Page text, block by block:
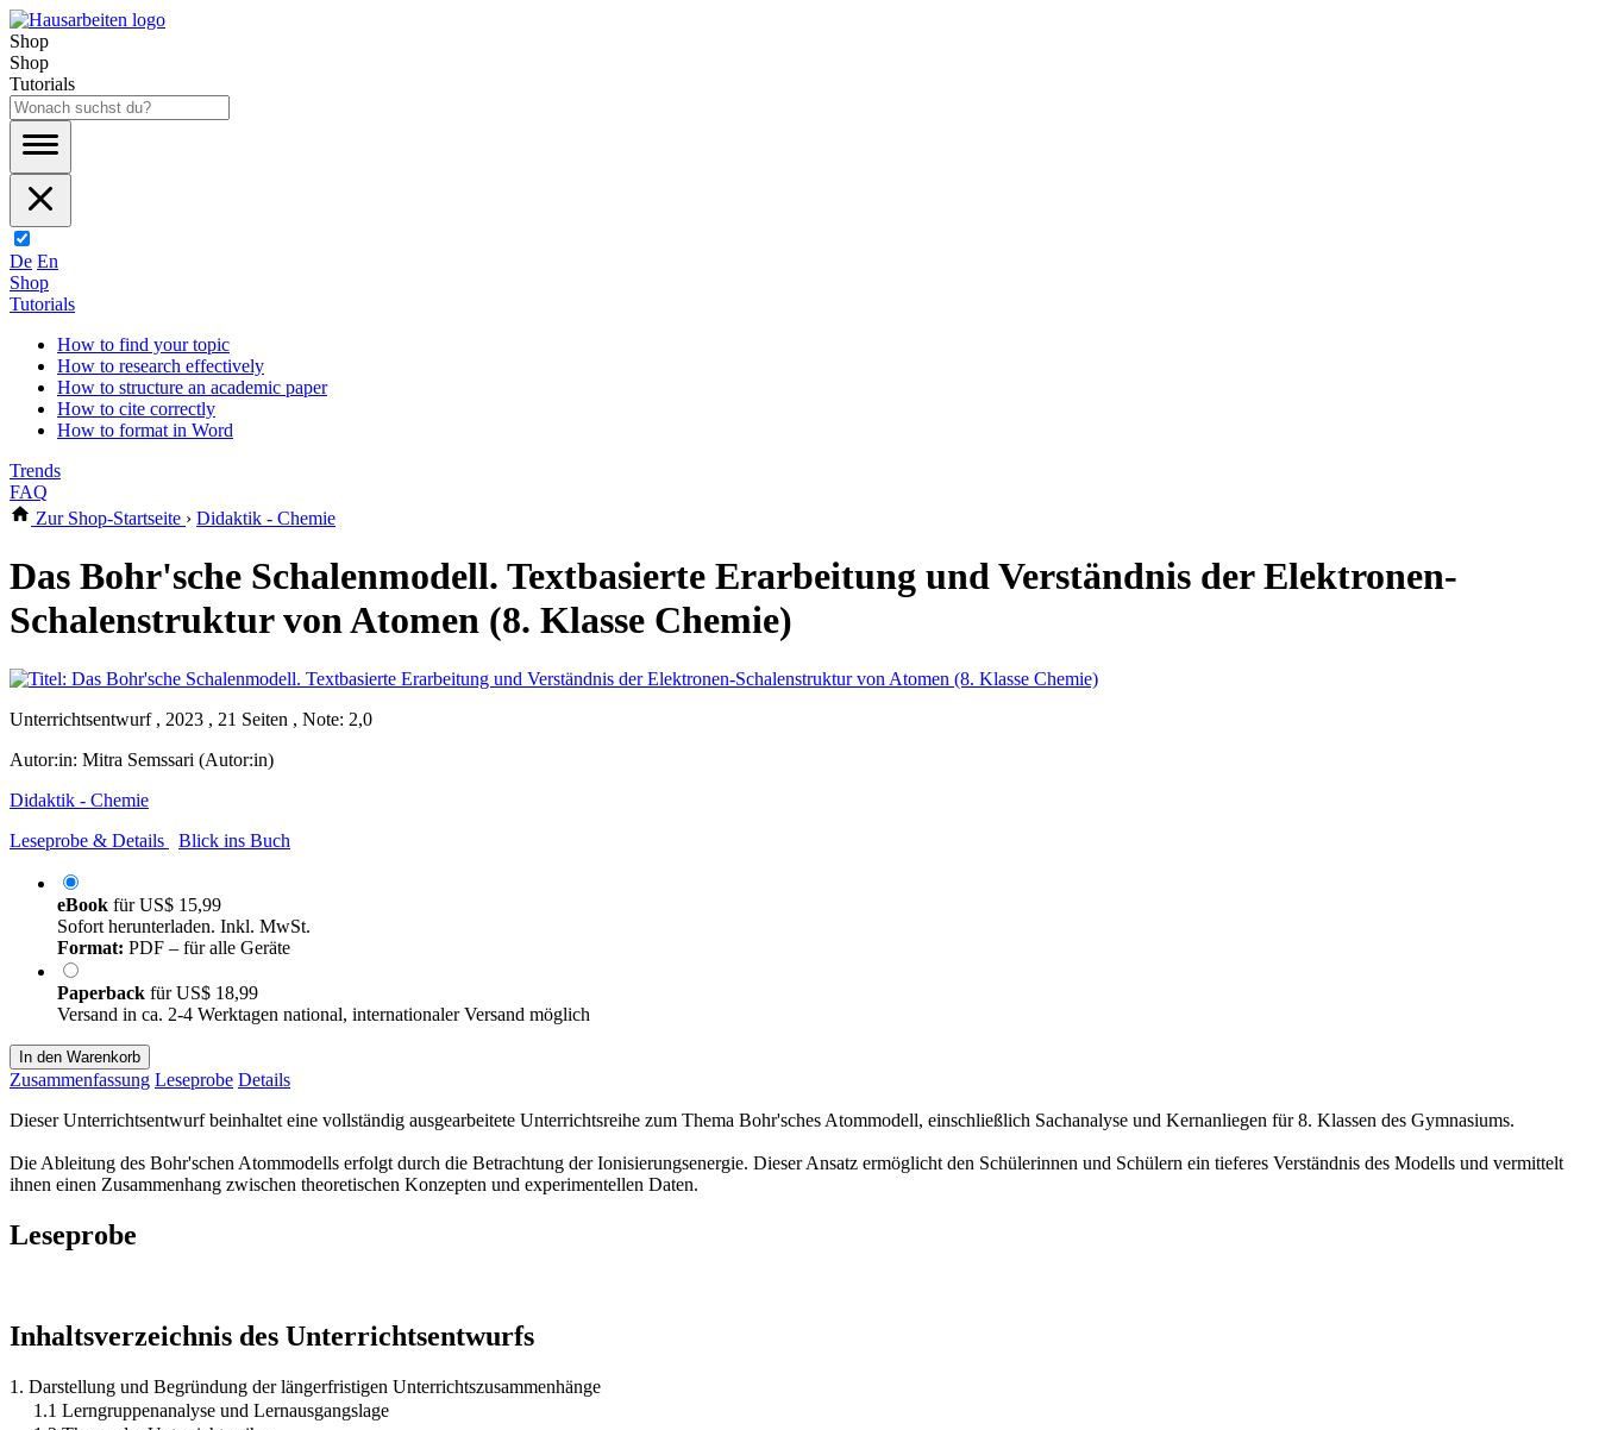
Shop
Shop
Tutorials
De En
Shop
Tutorials
How to find your topic
How to research effectively
How to structure an academic paper
How to cite correctly
How to format in Word
Trends
FAQ
Zur Shop-Startseite › Didaktik - Chemie
Das Bohr'sche Schalenmodell. Textbasierte Erarbeitung und Verständnis der Elektronen-
Schalenstruktur von Atomen (8. Klasse Chemie)
Unterrichtsentwurf , 2023 , 21 Seiten , Note: 2,0
Autor:in: Mitra Semssari (Autor:in)
Didaktik - Chemie
Leseprobe & Details
Blick ins Buch
eBook fürUS$ 15,99
Sofort herunterladen. Inkl. MwSt.
Format: PDF – für alle Geräte
Paperback fürUS$ 18,99
Versand in ca. 2-4 Werktagen national, internationaler Versand möglich
In den Warenkorb
Zusammenfassung Leseprobe Details
Dieser Unterrichtsentwurf beinhaltet eine vollständig ausgearbeitete Unterrichtsreihe zum Thema Bohr'sches Atommodell, einschließlich Sachanalyse und Kernanliegen für 8. Klassen des Gymnasiums.
Die Ableitung des Bohr'schen Atommodells erfolgt durch die Betrachtung der Ionisierungsenergie. Dieser Ansatz ermöglicht den Schülerinnen und Schülern ein tieferes Verständnis des Modells und vermittelt
ihnen einen Zusammenhang zwischen theoretischen Konzepten und experimentellen Daten.
Leseprobe
Inhaltsverzeichnis des Unterrichtsentwurfs
1. Darstellung und Begründung der längerfristigen Unterrichtszusammenhänge
1.1 Lerngruppenanalyse und Lernausgangslage